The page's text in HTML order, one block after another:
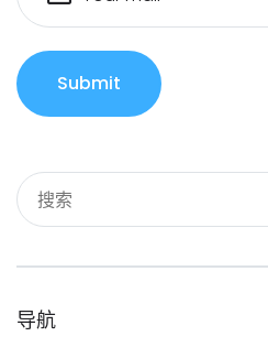
Submit
导航